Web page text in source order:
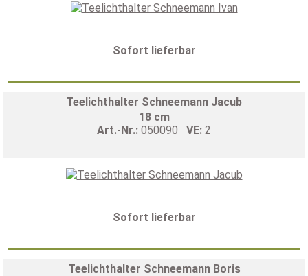
Sofort lieferbar
Teelichthalter Schneemann Jacub
18 cm
Art.-Nr.: 050090 VE: 2
Sofort lieferbar
Teelichthalter Schneemann Boris